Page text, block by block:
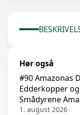
Hør også
#90 Amazonas
Edderkopper
Smådyrene
1. august 2026